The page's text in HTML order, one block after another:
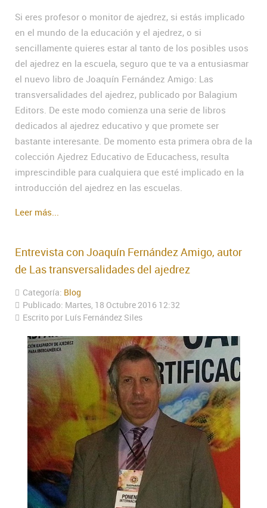
Si eres profesor o monitor de ajedrez, si estás implicado
en el mundo de la educación y el ajedrez, o si
sencillamente quieres estar al tanto de los posibles usos
del ajedrez en la escuela, seguro que te va a entusiasmar
el nuevo libro de Joaquín Fernández Amigo: Las
transversalidades del ajedrez, publicado por Balagium
Editors. De este modo comienza una serie de libros
dedicados al ajedrez educativo y que promete ser
bastante interesante. De momento esta primera obra de la
colección Ajedrez Educativo de Educachess, resulta
imprescindible para cualquiera que esté implicado en la
introducción del ajedrez en las escuelas.
Leer más...
Entrevista con Joaquín Fernández Amigo, autor
de Las transversalidades del ajedrez
Categoría: Blog
Publicado: Martes, 18 Octubre 2016 12:32
Escrito por Luís Fernández Siles